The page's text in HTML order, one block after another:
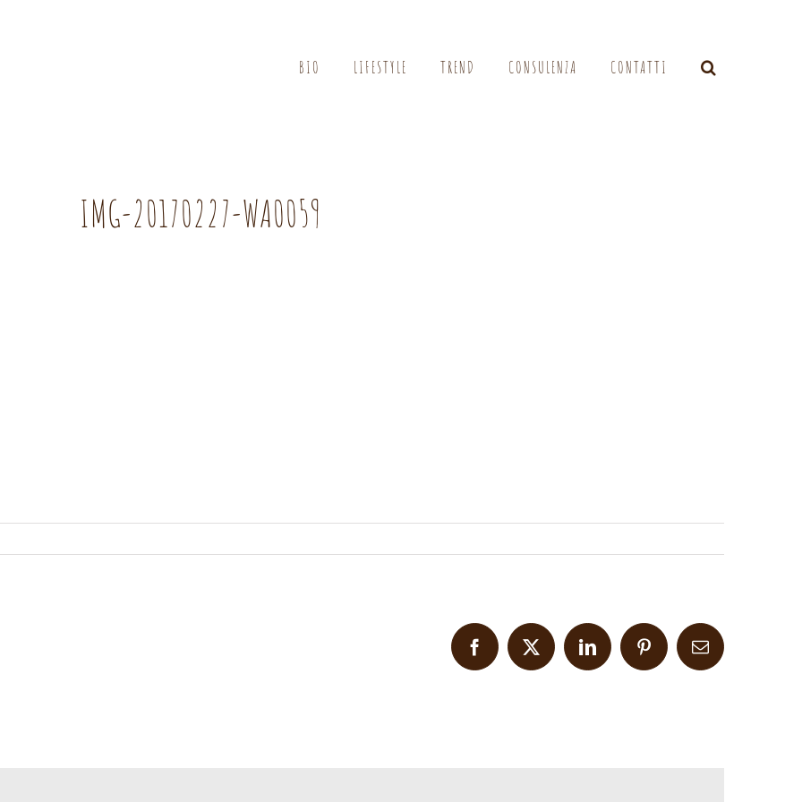
BIO LIFESTYLE TREND CONSULENZA CONTATTI
IMG-20170227-WA0059
Facebook
X LinkedInPinterestEmail